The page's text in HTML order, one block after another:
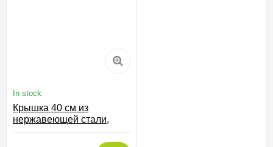
In stock
Крышка 40 см из
нержавеющей стали,